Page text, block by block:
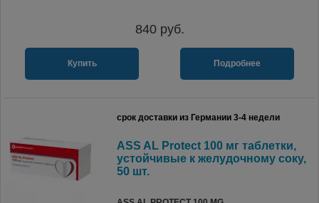
840руб.
Купить Подробнее
срок доставки из Германии 3-4 недели
ASS AL Protect 100 мг таблетки,
устойчивые к желудочному соку,
50 шт.